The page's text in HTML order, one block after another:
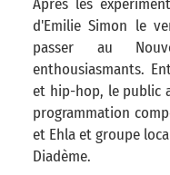
Après les
d'Emilie Simon le
passer au
enthousiasmants.
et hip-hop, le public
programmation
et Ehla et groupe
Diadème.